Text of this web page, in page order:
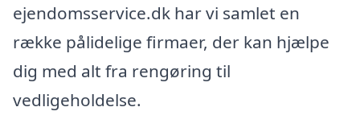
ejendomsservice.dk har vi samlet en
række pålidelige firmaer, der kan hjælpe
dig med alt fra rengøring til
vedligeholdelse.